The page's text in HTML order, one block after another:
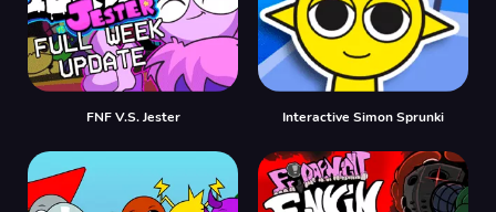
FNF V.S. Jester Interactive Simon Sprunki